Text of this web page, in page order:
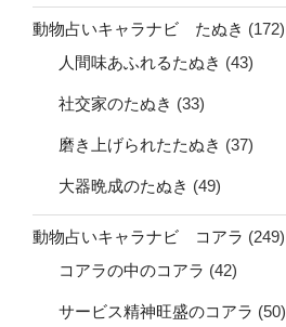
動物占いキャラナビ たぬき (172)
人間味あふれるたぬき (43)
社交家のたぬき (33)
磨き上げられたたぬき (37)
大器晩成のたぬき (49)
動物占いキャラナビ コアラ (249)
コアラの中のコアラ (42)
サービス精神旺盛のコアラ (50)